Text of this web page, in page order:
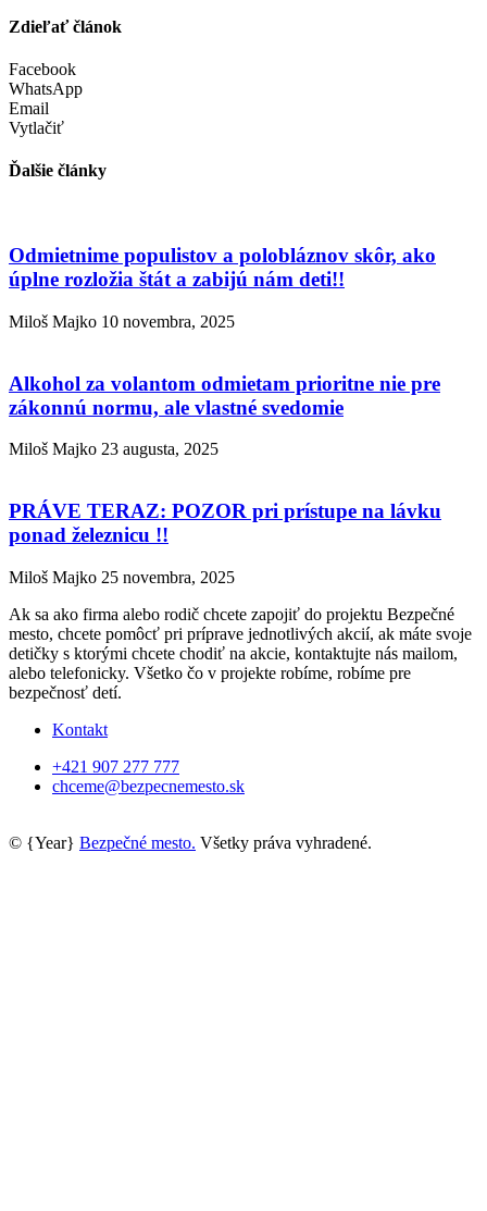
Zdieľať článok
Facebook
WhatsApp
Email
Vytlačiť
Ďalšie články
Odmietnime populistov a polobláznov skôr, ako
úplne rozložia štát a zabijú nám deti!!
Miloš Majko 10 novembra, 2025
Alkohol za volantom odmietam prioritne nie pre
zákonnú normu, ale vlastné svedomie
Miloš Majko 23 augusta, 2025
PRÁVE TERAZ: POZOR pri prístupe na lávku
ponad železnicu !!
Miloš Majko 25 novembra, 2025
Ak sa ako firma alebo rodič chcete zapojiť do projektu Bezpečné
mesto, chcete pomôcť pri príprave jednotlivých akcií, ak máte svoje
detičky s ktorými chcete chodiť na akcie, kontaktujte nás mailom,
alebo telefonicky. Všetko čo v projekte robíme, robíme pre
bezpečnosť detí.
Kontakt
+421 907 277 777
chceme@bezpecnemesto.sk
© {Year} Bezpečné mesto. Všetky práva vyhradené.